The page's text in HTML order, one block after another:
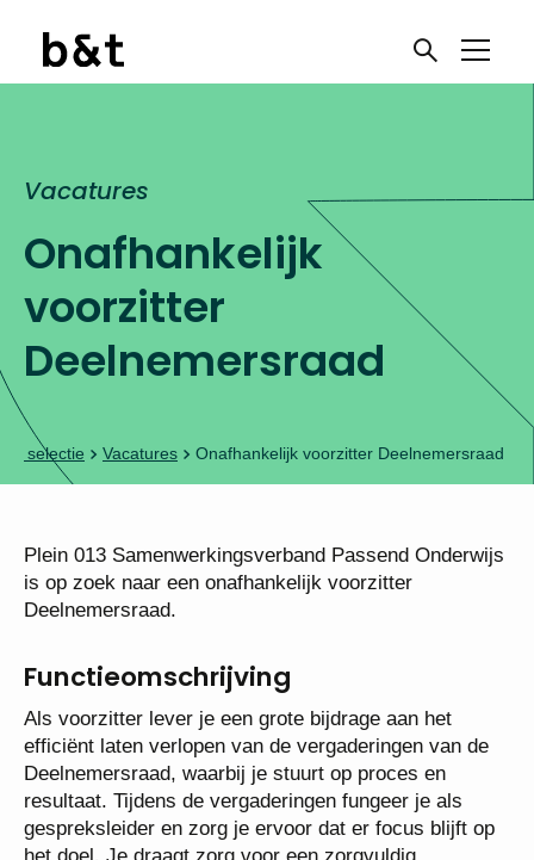
Onafhankelijk
voorzitter
Deelnemersraad
Vacatures
& selectie Vacatures Onafhankelijk voorzitter Deelnemersraad
Plein 013 Samenwerkingsverband Passend
Onderwijs is op zoek naar een onafhankelijk
voorzitter Deelnemersraad.
Functieomschrijving
Als voorzitter lever je een grote bijdrage aan het
efficiënt laten verlopen van de vergaderingen van de
Deelnemersraad, waarbij je stuurt op proces en
resultaat. Tijdens de vergaderingen fungeer je als
gespreksleider en zorg je ervoor dat er focus blijft